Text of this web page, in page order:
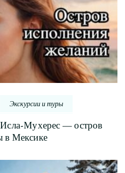
Экскурсии и туры
Исла-Мухерес — остров
в Мексике